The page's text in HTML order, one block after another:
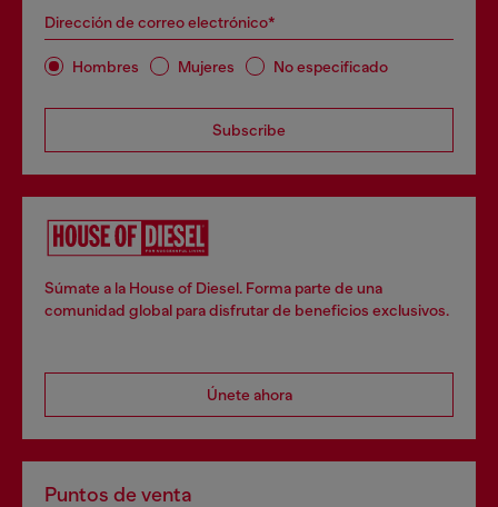
Dirección de correo electrónico*
Hombres Mujeres No especificado
Subscribe
Súmate a la House of Diesel. Forma parte de una
comunidad global para disfrutar de beneficios exclusivos.
Únete ahora
Puntos de venta